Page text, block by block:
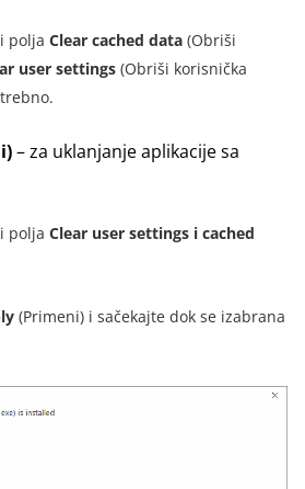
polja Clear cached data (Obriši
user settings (Obriši korisnička
–za uklanjanje aplikacije sa
polja Clear user settings i cached
(Primeni) i sačekajte dok se izabrana